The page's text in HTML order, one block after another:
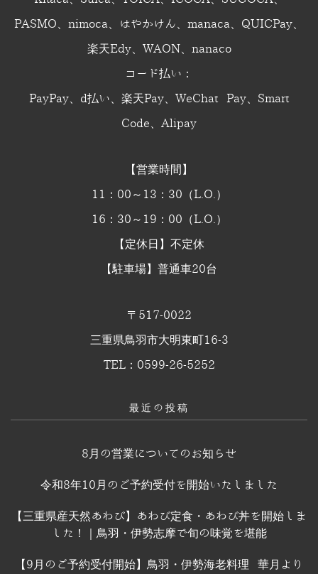
PASMO、nimoca、はやかけん、manaca、QUICPay、
楽天Edy、WAON、nanaco
コード払い：
PayPay、d払い、楽天Pay、WeChat Pay、Smart
Code、Alipay
【営業時間】
11：00～13：30（L.O.）
16：30～19：00（L.O.）
【定休日】不定休
【駐車場】普通車20台
〒517-0022
三重県鳥羽市大明東町16-3
TEL：0599-26-5252
最近の投稿
8月の営業についてのお知らせ
令和8年10月のご予約受付を開始いたしました
【三重県産天然あわび】あわび定食・あわび丼を開始しま
した！｜鳥羽・伊勢志摩で旬の味覚を堪能
【9月のご予約受付開始】鳥羽・伊勢海老料理 華月より